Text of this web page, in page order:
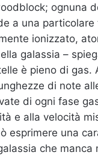
ognuna
a una particolare
ionizzato,
galassia –
è pieno di gas.
di note
di ogni fase
e alla velocità
esprimere una
che manca